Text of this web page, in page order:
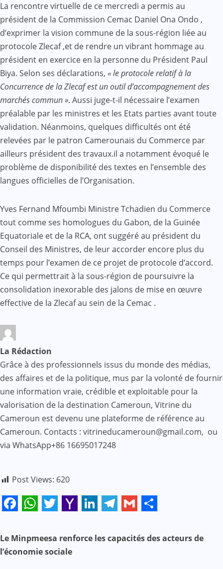
La rencontre virtuelle de ce mercredi a permis au
président de la Commission Cemac Daniel Ona Ondo ,
d’exprimer la vision commune de la sous-région liée au
protocole Zlecaf ,et de rendre un vibrant hommage au
président en exercice en la personne du Président Paul
Biya. Selon ses déclarations, « le protocole relatif à la
Concurrence de la Zlecaf est un outil d’accompagnement des
marchés commun ». Aussi juge-t-il nécessaire l’examen
préalable par les ministres et les Etats parties avant toute
validation. Néanmoins, quelques difficultés ont été
relevées par le patron Camerounais du Commerce par
ailleurs président des travaux.il a notamment évoqué le
problème de disponibilité des textes en l’ensemble des
langues officielles de l’Organisation.
Yves Fernand Mfoumbi Ministre Tchadien du Commerce
tout comme ses homologues du Gabon, de la Guinée
Equatoriale et de la RCA, ont suggéré au président du
Conseil des Ministres, de leur accorder encore plus du
temps pour l’examen de ce projet de protocole d’accord.
Ce qui permettrait à la sous-région de poursuivre la
consolidation inexorable des jalons de mise en œuvre
effective de la Zlecaf au sein de la Cemac .
La Rédaction
Grâce à des professionnels issus du monde des médias,
des affaires et de la politique, mus par la volonté de fournir
une information vraie, crédible et exploitable pour la
valorisation de la destination Cameroun, Vitrine du
Cameroun est devenu une plateforme de référence au
Cameroun. Contacts : vitrineducameroun@gmail.com, ou
via WhatsApp+86 16695017248
Post Views: 620
Mail
N
a
Le Minpmeesa renforce les capacités des acteurs de
l’économie sociale